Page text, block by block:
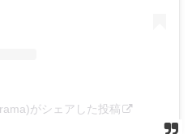
がシェアした投稿